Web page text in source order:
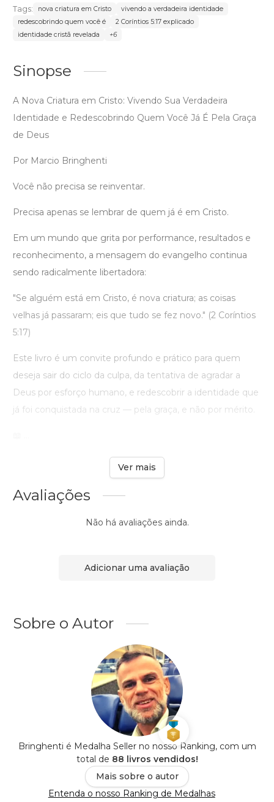
Tags: nova criatura em Cristo
vivendo a verdadeira identidade
redescobrindo quem você é
2 Coríntios 5:17 explicado
identidade cristã revelada
+6
Sinopse
A Nova Criatura em Cristo: Vivendo Sua Verdadeira
Identidade e Redescobrindo Quem Você Já É Pela Graça
de Deus
Por Marcio Bringhenti
Você não precisa se reinventar.
Precisa apenas se lembrar de quem já é em Cristo.
Em um mundo que grita por performance, resultados e
reconhecimento, a mensagem do evangelho continua
sendo radicalmente libertadora:
"Se alguém está em Cristo, é nova criatura; as coisas
velhas já passaram; eis que tudo se fez novo." (2 Coríntios
5:17)
Este livro é um convite profundo e prático para quem
deseja sair do ciclo da culpa, da tentativa de agradar a
Deus por esforço humano, e redescobrir a identidade que
já foi conquistada na cruz — pela graça, e não por mérito.
Ver mais
Avaliações
Não há avaliações ainda.
Adicionar uma avaliação
Sobre o Autor
Bringhenti é Medalha Seller no nosso Ranking, com um
total de 88 livros vendidos!
Mais sobre o autor
Entenda o nosso Ranking de Medalhas